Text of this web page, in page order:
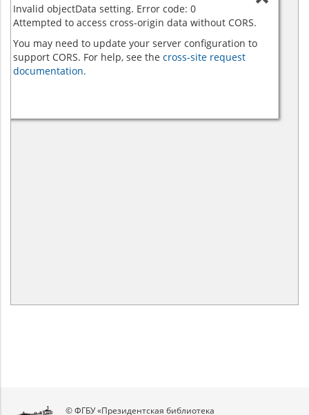
Invalid objectData setting. Error code: 0
Attempted to access cross-origin data without CORS.
You may need to update your server configuration to
support CORS. For help, see the cross-site request
documentation.
© ФГБУ «Президентская библиотека